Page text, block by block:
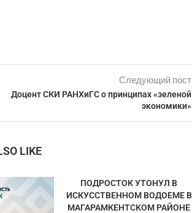
Следующий пост
Доцент СКИ РАНХиГС о принципах «зеленой
экономики»
LIKE
ПОДРОСТОК УТОНУЛ В
ИСКУССТВЕННОМ ВОДОЕМЕ В
МАГАРАМКЕНТСКОМ РАЙОНЕ